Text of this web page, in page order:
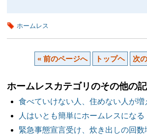
ホームレス
« 前のページへ トップヘ 次
ホームレスカテゴリのその他の
食べていけない人、住めない人が増
人はいとも簡単にホームレスになる
緊急事態宣言受け、炊き出しの回数